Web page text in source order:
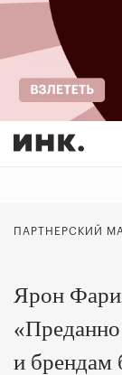
ПАРТНЕРСКИЙ
Ярон
и брендам